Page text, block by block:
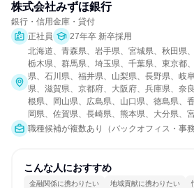
株式会社みずほ銀行
銀行・信用金庫・貸付
正社員
27年卒 新卒採用
北海道、青森県、岩手県、宮城県、秋田県
栃木県、群馬県、埼玉県、千葉県、東京都
県、石川県、福井県、山梨県、長野県、岐
県、滋賀県、京都府、大阪府、兵庫県、奈
根県、岡山県、広島県、山口県、徳島県、
岡県、佐賀県、長崎県、熊本県、大分県、
職種候補が複数あり（バックオフィス・事
こんな人におすすめ
金融関係に携わりたい 地域貢献に携わりたい